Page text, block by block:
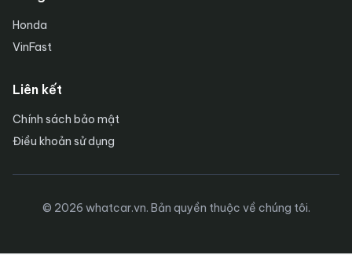
Honda
VinFast
Liên kết
Chính sách bảo mật
Điều khoản sử dụng
© 2026 whatcar.vn. Bản quyền thuộc về chúng tôi.